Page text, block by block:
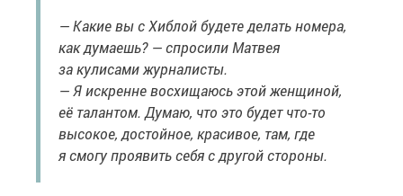
— Какие вы с Хиблой будете делать номера,
как думаешь? — спросили Матвея
за кулисами журналисты.
— Я искренне восхищаюсь этой женщиной,
её талантом. Думаю, что это будет что-то
высокое, достойное, красивое, там, где
я смогу проявить себя с другой стороны.